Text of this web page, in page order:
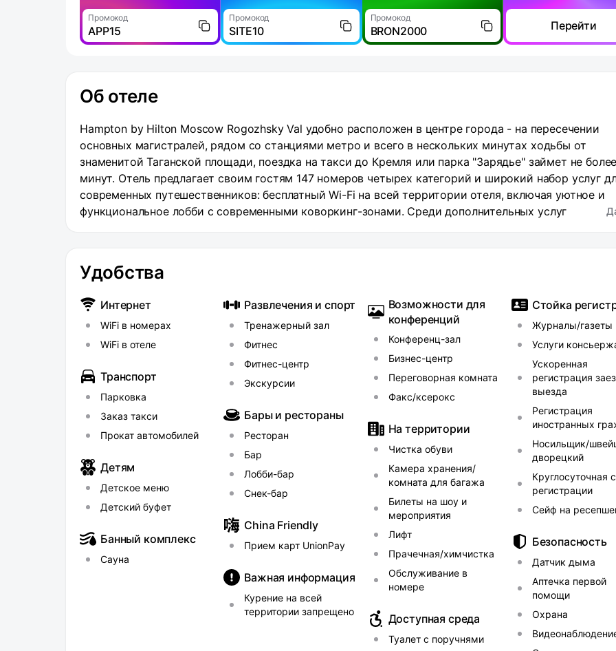
Промокод
APP15
Промокод
SITE10
Промокод
BRON2000 Перейти
Об отеле
Hampton by Hilton Moscow Rogozhsky Val удобно расположен в центре города - на пересечении
основных магистралей, рядом со станциями метро и всего в нескольких минутах ходьбы от
знаменитой Таганской площади, поездка на такси до Кремля или парка "Зарядье" займет не
минут. Отель предлагает своим гостям 147 номеров четырех категорий и широкий набор услуг
современных путешественников: бесплатный Wi-Fi на всей территории отеля, включая уютное и
функциональное лобби с современными коворкинг-зонами. Среди дополнительных услуг
Удобства
Интернет
WiFi в номерах
WiFi в отеле
Транспорт
Парковка
Заказ такси
Прокат автомобилей
Детям
Детское меню
Детский буфет
Банный комплекс
Сауна
Развлечения и спорт
Тренажерный зал
Фитнес
Фитнес-центр
Экскурсии
Бары и рестораны
Ресторан
Бар
Лобби-бар
Снек-бар
China Friendly
Прием карт UnionPay
Важная информация
Курение на всей
территории запрещено
Возможности для
конференций
Конференц-зал
Бизнес-центр
Переговорная комната
Факс/ксерокс
На территории
Чистка обуви
Камера хранения/
комната для багажа
Билеты на шоу и
мероприятия
Лифт
Прачечная/химчистка
Обслуживание в
номере
Доступная среда
Туалет с поручнями
Стойка
Журналы/газеты
Услуги
Ускоренная
регистрация
выезда
Регистрация
иностранных
Носильщик/
дворецкий
Круглосуточная
регистрации
Сейф на
Безопасность
Датчик дыма
Аптечка первой
помощи
Охрана